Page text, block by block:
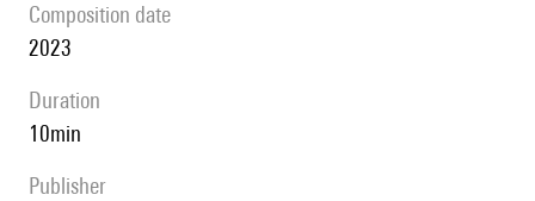
composition date
2023
duration
10min
publisher